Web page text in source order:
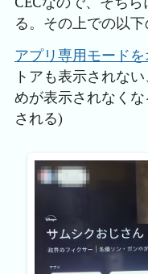
る。その上での以下
アプリ専用モードを
トアも表示されな
めが表示されなく
される)